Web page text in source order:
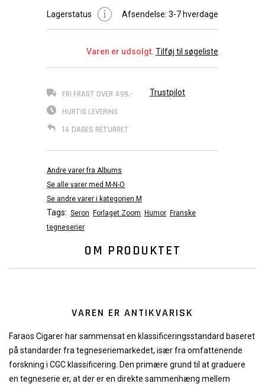
Lagerstatus Afsendelse: 3-7 hverdage
Varen er udsolgt. Tilføj til søgeliste
FRI FRAGT OVER 499,-
HURTIG LEVERING
14 DAGES RETURRET
Trustpilot
Andre varer fra Albums
Se alle varer med M-N-O
Se andre varer i kategorien M
Tags: Seron Forlaget Zoom Humor Franske
tegneserier
OM PRODUKTET
VAREN ER ANTIKVARISK
Faraos Cigarer har sammensat en klassificeringsstandard baseret
på standarder fra tegneseriemarkedet, især fra omfattenende
forskning i CGC klassificering. Den primære grund til at graduere
en tegneserie er, at der er en direkte sammenhæng mellem